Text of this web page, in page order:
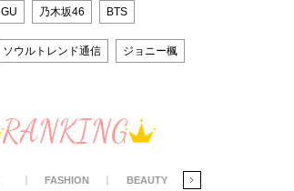
GU 乃木坂46 BTS
ソウルトレンド通信 ジョニー楓
RANKING
FASHION BEAUTY